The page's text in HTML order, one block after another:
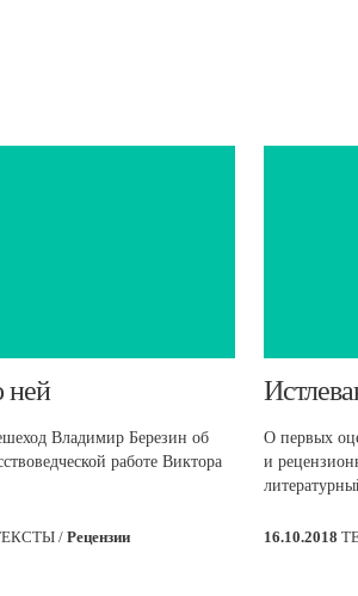
ней
Владимир Березин об
работе Виктора
/ Рецензии
О первых
и
16.10.2018